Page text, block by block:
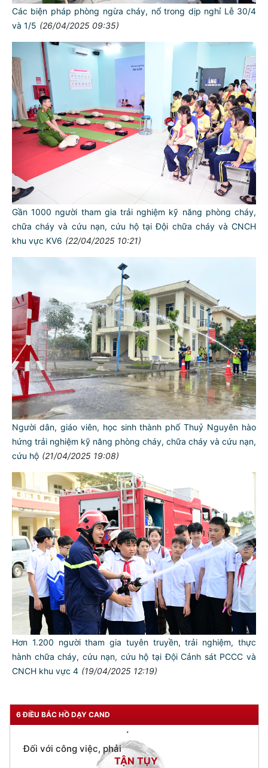
Các biện pháp phòng ngừa cháy, nổ trong dịp nghỉ Lễ 30/4
và 1/5 (26/04/2025 09:35)
Gần 1000 người tham gia trải nghiệm kỹ năng phòng cháy,
chữa cháy và cứu nạn, cứu hộ tại Đội chữa cháy và CNCH
khu vực KV6 (22/04/2025 10:21)
Người dân, giáo viên, học sinh thành phố Thuỷ Nguyên hào
hứng trải nghiệm kỹ năng phòng cháy, chữa cháy và cứu nạn,
cứu hộ (21/04/2025 19:08)
Hơn 1.200 người tham gia tuyên truyền, trải nghiệm, thực
hành chữa cháy, cứu nạn, cứu hộ tại Đội Cảnh sát PCCC và
CNCH khu vực 4 (19/04/2025 12:19)
6 ĐIỀU BÁC HỒ DẠY CAND
TƯ CÁCH
NGƯỜI CÔNG AN CÁCH MỆNH LÀ:
Đối với tự mình, phải
CẦN, KIỆM, LIÊM, CHÍNH
Đối với đồng sự, phải
THÂN ÁI GIÚP ĐỠ
Đối với chính phủ, phải
TUYỆT ĐỐI TRUNG THÀNH
Đối với công việc, phải
TẬN TỤY
Đối với địch, phải
CƯƠNG QUYẾT, KHÔN KHÉO